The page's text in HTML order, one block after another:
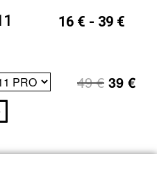
16 € - 39 €
49€ 39 €